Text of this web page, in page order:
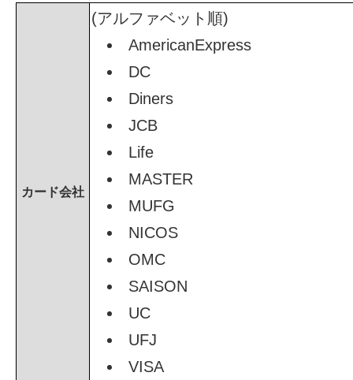
カード会社
(アルファベット順)
AmericanExpress
DC
Diners
JCB
Life
MASTER
MUFG
NICOS
OMC
SAISON
UC
UFJ
VISA